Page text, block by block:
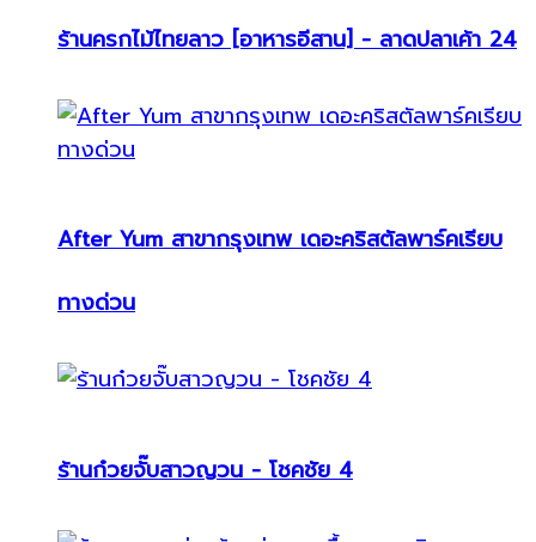
ร้านครกไม้ไทยลาว [อาหารอีสาน] - ลาดปลาเค้า 24
After Yum สาขากรุงเทพ เดอะคริสตัลพาร์คเรียบ
ทางด่วน
ร้านก๋วยจั๊บสาวญวน - โชคชัย 4